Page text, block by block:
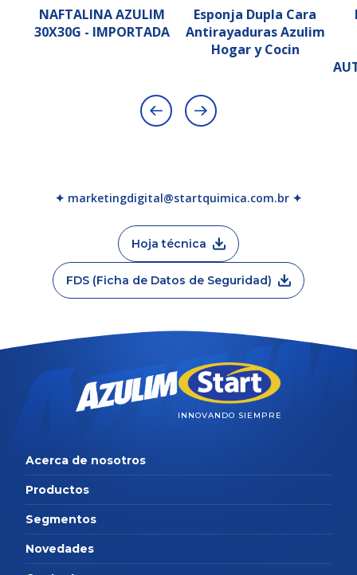
NAFTALINA AZULIM
30X30G - IMPORTADA
Esponja Dupla Cara
Antirayaduras Azulim
Hogar y Cocin
✦ marketingdigital@startquimica.com.br ✦
Hoja técnica
FDS (Ficha de Datos de Seguridad)
INNOVANDO SIEMPRE
Acerca de nosotros
Productos
Segmentos
Novedades